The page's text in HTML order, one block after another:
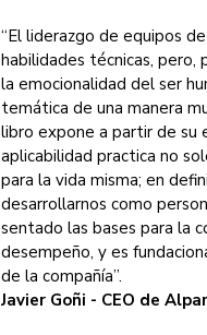
“El liderazgo de equipos
habilidades técnicas,
la emocionalidad del ser
temática de una manera
libro expone a partir de su
aplicabilidad practica no
para la vida misma; en
desarrollarnos como
sentado las bases para la
desempeño, y es
de la compañía”.
Javier Goñi - CEO de